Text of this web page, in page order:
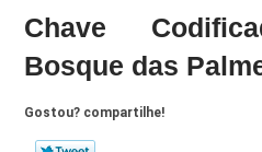
Chave
Bosque das
Gostou? compartilhe!